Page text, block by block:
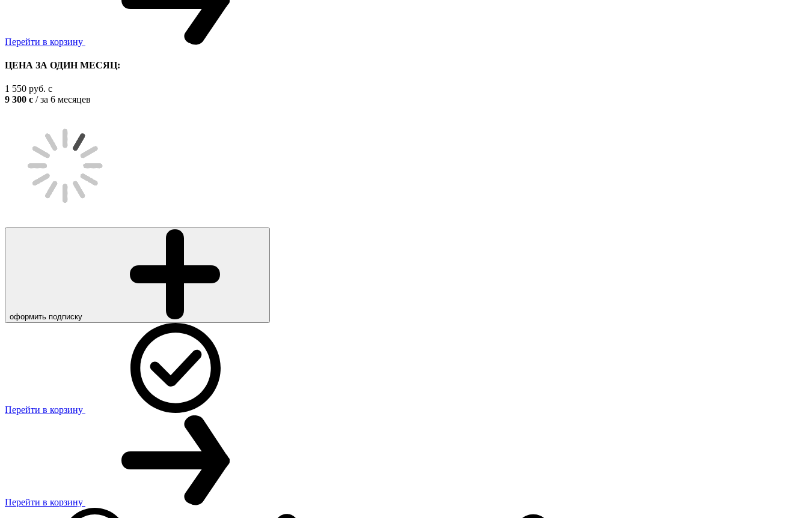
Перейти в корзину
ЦЕНА ЗА ОДИН МЕСЯЦ:
1 550 руб. c
9 300 c / за 6 месяцев
оформить подписку
Перейти в корзину
Перейти в корзину